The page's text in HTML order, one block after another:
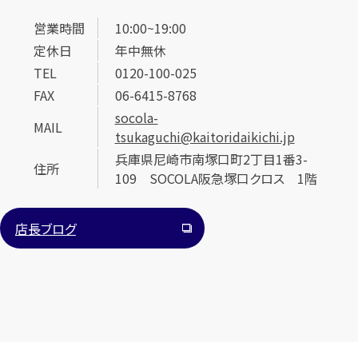
営業時間
10:00~19:00
定休日
年中無休
TEL
0120-100-025
FAX
06-6415-8768
MAIL
socola-
tsukaguchi@kaitoridaikichi.jp
住所
兵庫県尼崎市南塚口町2丁目1番3-
109 SOCOLA阪急塚口クロス 1階
店長ブログ